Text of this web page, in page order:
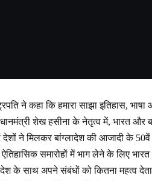
ने कहा कि हमारा साझा इतिहास,
शेख हसीना के नेतृत्व में, भारत और
ने मिलकर बांग्लादेश की आजादी के 50वें
ऐतिहासिक समारोहों में भाग लेने के लिए
के साथ अपने संबंधों को कितना महत्व